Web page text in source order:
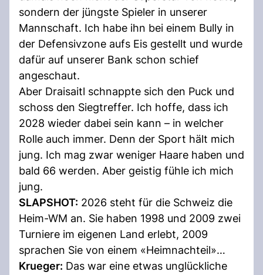
sondern der jüngste Spieler in unserer
Mannschaft. Ich habe ihn bei einem Bully in
der Defensivzone aufs Eis gestellt und wurde
dafür auf unserer Bank schon schief
angeschaut.
Aber Draisaitl schnappte sich den Puck und
schoss den Siegtreffer. Ich hoffe, dass ich
2028 wieder dabei sein kann – in welcher
Rolle auch immer. Denn der Sport hält mich
jung. Ich mag zwar weniger Haare haben und
bald 66 werden. Aber geistig fühle ich mich
jung.
SLAPSHOT: 2026 steht für die Schweiz die
Heim-WM an. Sie haben 1998 und 2009 zwei
Turniere im eigenen Land erlebt, 2009
sprachen Sie von einem «Heimnachteil»…
Krueger: Das war eine etwas unglückliche